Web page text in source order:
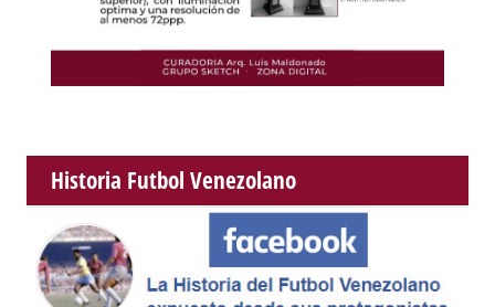
Historia Futbol Venezolano